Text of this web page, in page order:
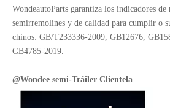
WondeautoParts garantiza los indicadores
semirremolines y de calidad para cumplir o
chinos: GB/T233336-2009, GB12676,
GB4785-2019.
@Wondee semi-Tráiler Clientela